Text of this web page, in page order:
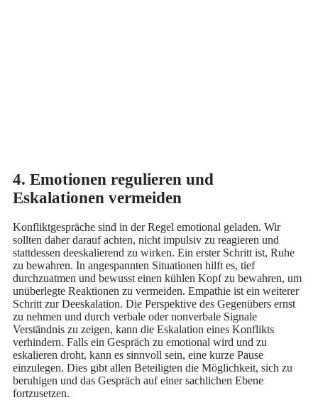
4. Emotionen regulieren und
Eskalationen vermeiden
Konfliktgespräche sind in der Regel emotional geladen. Wir
sollten daher darauf achten, nicht impulsiv zu reagieren und
stattdessen deeskalierend zu wirken. Ein erster Schritt ist, Ruhe
zu bewahren. In angespannten Situationen hilft es, tief
durchzuatmen und bewusst einen kühlen Kopf zu bewahren, um
unüberlegte Reaktionen zu vermeiden. Empathie ist ein weiterer
Schritt zur Deeskalation. Die Perspektive des Gegenübers ernst
zu nehmen und durch verbale oder nonverbale Signale
Verständnis zu zeigen, kann die Eskalation eines Konflikts
verhindern. Falls ein Gespräch zu emotional wird und zu
eskalieren droht, kann es sinnvoll sein, eine kurze Pause
einzulegen. Dies gibt allen Beteiligten die Möglichkeit, sich zu
beruhigen und das Gespräch auf einer sachlichen Ebene
fortzusetzen.